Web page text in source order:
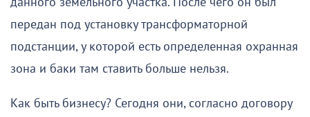
передан под установку трансформаторной
подстанции, у которой есть определенная охранная
зона и баки там ставить больше нельзя.
Как быть бизнесу? Сегодня они, согласно договору